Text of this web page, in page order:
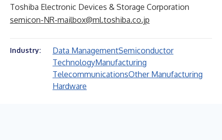
Toshiba Electronic Devices & Storage Corporation
semicon-NR-mailbox@ml.toshiba.co.jp
Industry: Data ManagementSemiconductor
TechnologyManufacturing
TelecommunicationsOther Manufacturing
Hardware